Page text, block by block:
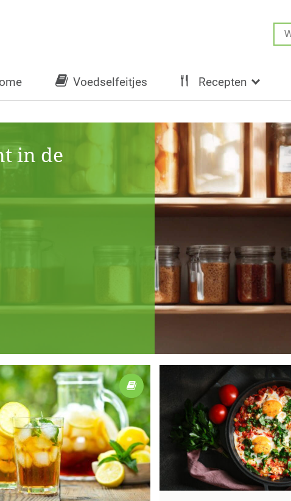
Voedselfeitjes Recepten
in de